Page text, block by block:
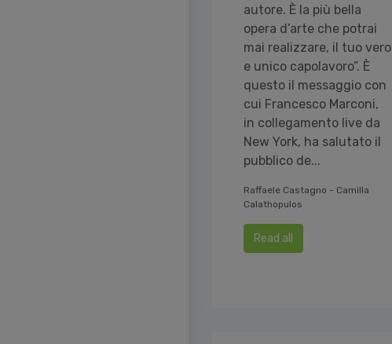
autore. È la più bella
opera d’arte che potrai
mai realizzare, il tuo vero
e unico capolavoro”. È
questo il messaggio con
cui Francesco Marconi,
in collegamento live da
New York, ha salutato il
pubblico de...
Raffaele Castagno - Camilla
Calathopulos
Read all